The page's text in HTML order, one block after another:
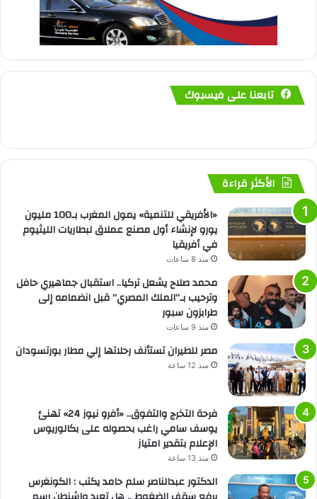
تابعنا على فيسبوك
الأكثر قراءة
«الأفريقي للتنمية» يمول المغرب بـ100 مليون
يورو لإنشاء أول مصنع عملاق لبطاريات الليثيوم
في أفريقيا
منذ 8 ساعات
محمد صلاح يشعل تركيا.. استقبال جماهيري حافل
وترحيب بـ”الملك المصري” قبل انضمامه إلى
طرابزون سبور
منذ 9 ساعات
مصر للطيران تستأنف رحلاتها إلي مطار بورتسودان
منذ 12 ساعة
فرحة التخرج والتفوق.. «أفرو نيوز 24» تهنئ
يوسف سامي راغب بحصوله على بكالوريوس
الإعلام بتقدير امتياز
منذ 13 ساعة
الدكتور عبدالناصر سلم حامد يكتب : الكونغرس